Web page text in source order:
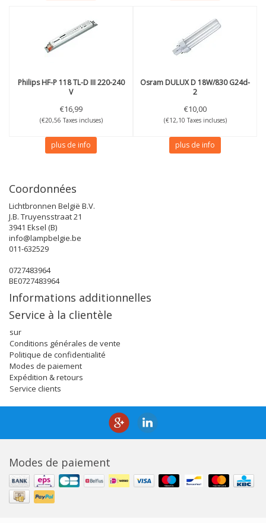
PhilipsHF-P 118 TL-D III 220-240
V
€16,99
(€20,56 Taxes incluses)
plus de info
Osram DULUX D 18W/830 G24d-
2
€10,00
(€12,10 Taxes incluses)
plus de info
Coordonnées
Lichtbronnen België B.V.
J.B. Truyensstraat 21
3941 Eksel (B)
info@lampbelgie.be
011-632529
0727483964
BE0727483964
Informations additionnelles
Service à la clientèle
sur
Conditions générales de vente
Politique de confidentialité
Modes de paiement
Expédition & retours
Service clients
Modes de paiement